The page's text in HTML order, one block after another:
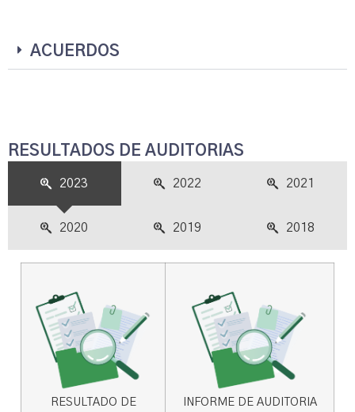
ACUERDOS
RESULTADOS DE AUDITORIAS
2023 2022 2021
2020 2019 2018
RESULTADO DE
INFORME DE AUDITORIA